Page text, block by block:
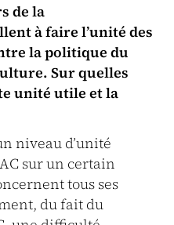
de la
à faire l’unité des
la politique du
Sur quelles
unité utile et la
niveau d’unité
sur un certain
tous ses
du fait du